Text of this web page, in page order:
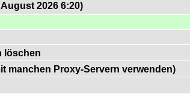
2026 6:20)
löschen
manchen Proxy-Servern verwenden)